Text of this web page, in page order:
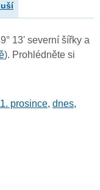
13' severní šířky a
). Prohlédněte si
prosince, dnes,